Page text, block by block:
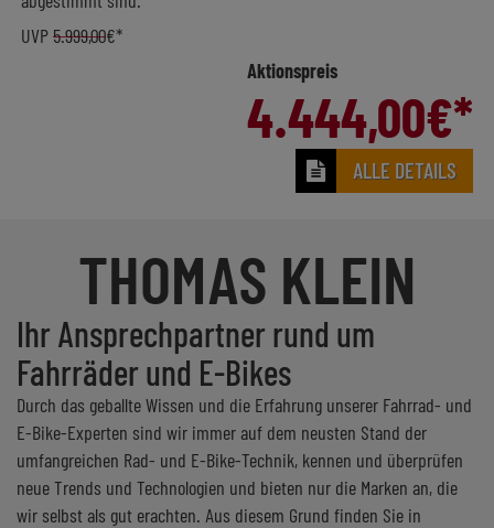
UVP5.999,00€*
Aktionspreis
4.444,00€*
ALLE DETAILS
THOMAS KLEIN
Ihr Ansprechpartner rund um
Fahrräder und E-Bikes
Durch das geballte Wissen und die Erfahrung unserer Fahrrad- und
E-Bike-Experten sind wir immer auf dem neusten Stand der
umfangreichen Rad- und E-Bike-Technik, kennen und überprüfen
neue Trends und Technologien und bieten nur die Marken an, die
wir selbst als gut erachten. Aus diesem Grund finden Sie in